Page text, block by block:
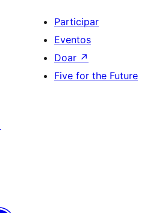
Participar
Eventos
Doar ↗
Five for the Future